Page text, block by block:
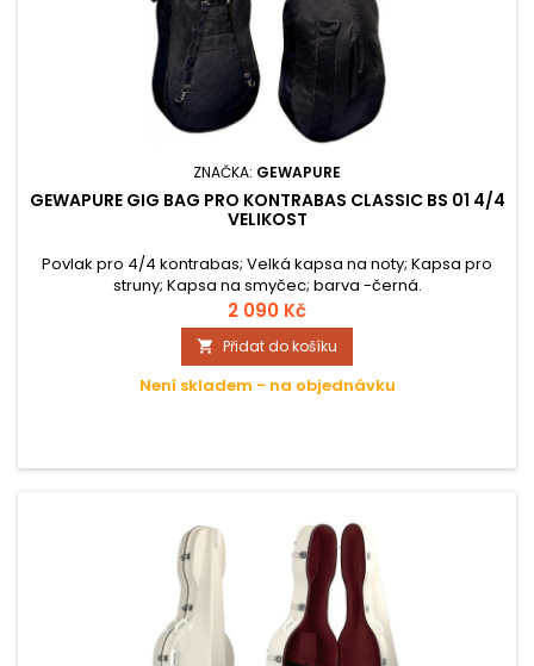
ZNAČKA: GEWAPURE
GEWAPURE GIG BAG PRO KONTRABAS CLASSIC BS 01 4/4
VELIKOST
Povlak pro 4/4 kontrabas; Velká kapsa na noty; Kapsa pro
struny; Kapsa na smyčec; barva -černá.
2 090 Kč
 Přidat do košíku
Není skladem - na objednávku